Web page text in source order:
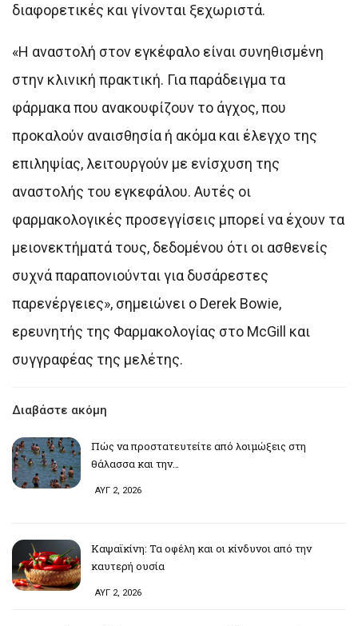
διαφορετικές και γίνονται ξεχωριστά.
«Η αναστολή στον εγκέφαλο είναι συνηθισμένη
στην κλινική πρακτική. Για παράδειγμα τα
φάρμακα που ανακουφίζουν το άγχος, που
προκαλούν αναισθησία ή ακόμα και έλεγχο της
επιληψίας, λειτουργούν με ενίσχυση της
αναστολής του εγκεφάλου. Αυτές οι
φαρμακολογικές προσεγγίσεις μπορεί να έχουν τα
μειονεκτήματά τους, δεδομένου ότι οι ασθενείς
συχνά παραπονιούνται για δυσάρεστες
παρενέργειες», σημειώνει ο Derek Bowie,
ερευνητής της Φαρμακολογίας στο McGill και
συγγραφέας της μελέτης.
Διαβάστε ακόμη
Πώς να προστατευτείτε από λοιμώξεις στη
θάλασσα και την…
ΑΥΓ 2, 2026
Καψαϊκίνη: Τα οφέλη και οι κίνδυνοι από την
καυτερή ουσία
ΑΥΓ 2, 2026